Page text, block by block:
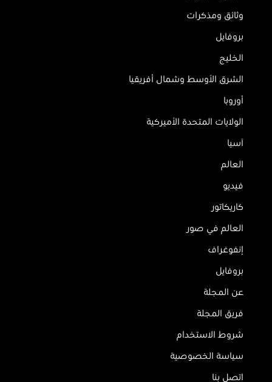
وثائق ومذكرات
بروفايل
الخليج
الشرق الأوسط وشمال أفريقيا
أوروبا
الولايات المتحدة الأميركية
آسيا
العالم
فيديو
كاريكاتور
العالم في صور
إنفوغراف
بروفايل
عن المجلة
فريق المجلة
شروط الاستخدام
سياسة الخصوصية
اتصل بنا